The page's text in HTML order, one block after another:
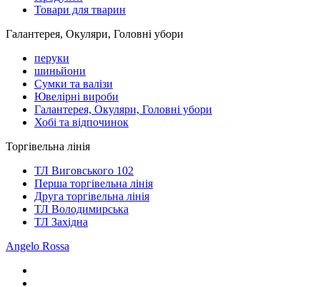
Товари для тварин
Галантерея, Окуляри, Головні убори
перуки
шиньйони
Сумки та валізи
Ювелірні вироби
Галантерея, Окуляри, Головні убори
Хобі та відпочинок
Торгівельна лінія
ТЛ Виговського 102
Перша торгівельна лінія
Друга торгівельна лінія
ТЛ Володимирська
ТЛ Західна
Angelo Rossa